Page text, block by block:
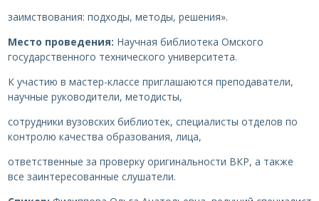
заимствования: подходы, методы, решения».
Место проведения: Научная библиотека Омского
государственного технического университета.
К участию в мастер-классе приглашаются преподаватели,
научные руководители, методисты,
сотрудники вузовских библиотек, специалисты отделов по
контролю качества образования, лица,
ответственные за проверку оригинальности ВКР, а также
все заинтересованные слушатели.